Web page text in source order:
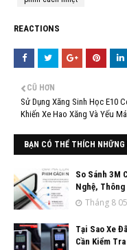
REACTIONS
CŨ HƠN
Sử Dụng Xăng Sinh Học E10
Khiến Xe Hao Xăng Và Yếu
BẠN CÓ THỂ THÍCH NHỮNG
So Sánh 3M
Nghệ, Thông
Tháng 8
Tại Sao Xe
Cần Kiểm Tra